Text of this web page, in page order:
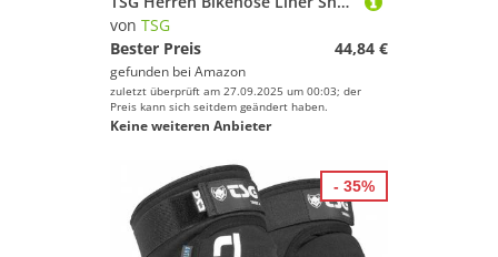
von TSG
Bester Preis
44,84 €
gefunden bei Amazon
zuletzt überprüft am 27.09.2025 um 00:03; der
Preis kann sich seitdem geändert haben.
Keine weiteren Anbieter
- 35%